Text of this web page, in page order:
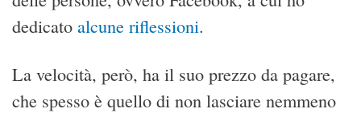
dedicato alcune riflessioni.
La velocità, però, ha il suo prezzo da pagare,
che spesso è quello di non lasciare nemmeno